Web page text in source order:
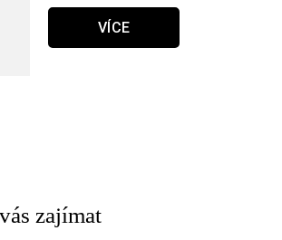
VÍCE
zajímat